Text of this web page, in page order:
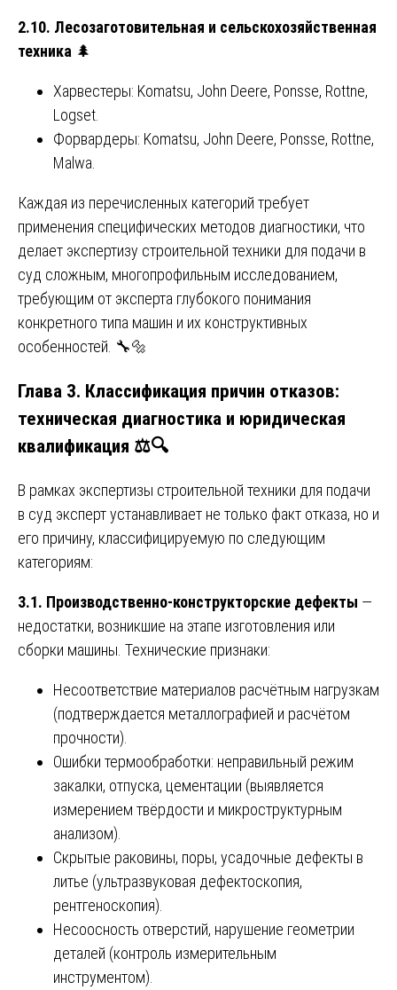
2.10. Лесозаготовительная и сельскохозяйственная
техника 🌲
Харвестеры: Komatsu, John Deere, Ponsse, Rottne,
Logset.
Форвардеры: Komatsu, John Deere, Ponsse, Rottne,
Malwa.
Каждая из перечисленных категорий требует
применения специфических методов диагностики, что
делает экспертизу строительной техники для подачи в
суд сложным, многопрофильным исследованием,
требующим от эксперта глубокого понимания
конкретного типа машин и их конструктивных
особенностей. 🔧🔩
Глава 3. Классификация причин отказов:
техническая диагностика и юридическая
квалификация ⚖️🔍
В рамках экспертизы строительной техники для подачи
в суд эксперт устанавливает не только факт отказа, но и
его причину, классифицируемую по следующим
категориям:
3.1. Производственно-конструкторские дефекты —
недостатки, возникшие на этапе изготовления или
сборки машины. Технические признаки:
Несоответствие материалов расчётным нагрузкам
(подтверждается металлографией и расчётом
прочности).
Ошибки термообработки: неправильный режим
закалки, отпуска, цементации (выявляется
измерением твёрдости и микроструктурным
анализом).
Скрытые раковины, поры, усадочные дефекты в
литье (ультразвуковая дефектоскопия,
рентгеноскопия).
Несоосность отверстий, нарушение геометрии
деталей (контроль измерительным
инструментом).